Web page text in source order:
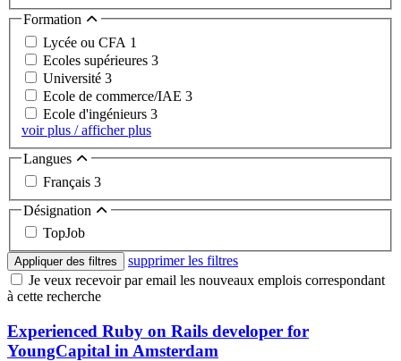
Formation
Lycée ou CFA 1
Ecoles supérieures 3
Université 3
Ecole de commerce/IAE 3
Ecole d'ingénieurs 3
voir plus / afficher plus
Langues
Français 3
Désignation
TopJob
Appliquer des filtres
supprimer les filtres
Je veux recevoir par email les nouveaux emplois correspondant
à cette recherche
Experienced Ruby on Rails developer for
YoungCapital in Amsterdam